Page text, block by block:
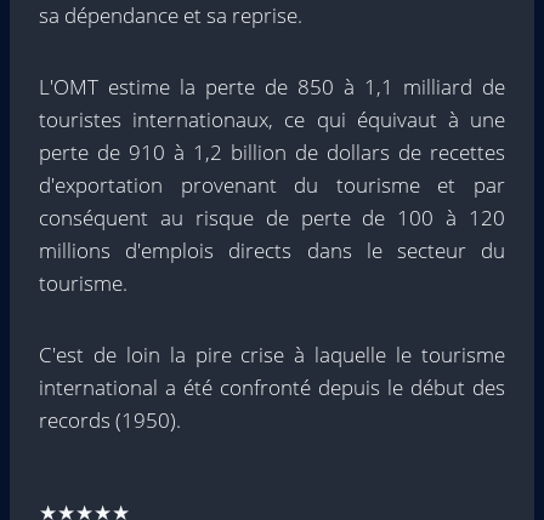
sa dépendance et sa reprise.
L'OMT estime la perte de 850 à 1,1 milliard de
touristes internationaux, ce qui équivaut à une
perte de 910 à 1,2 billion de dollars de recettes
d'exportation provenant du tourisme et par
conséquent au risque de perte de 100 à 120
millions d'emplois directs dans le secteur du
tourisme.
C'est de loin la pire crise à laquelle le tourisme
international a été confronté depuis le début des
records (1950).
★★★★★